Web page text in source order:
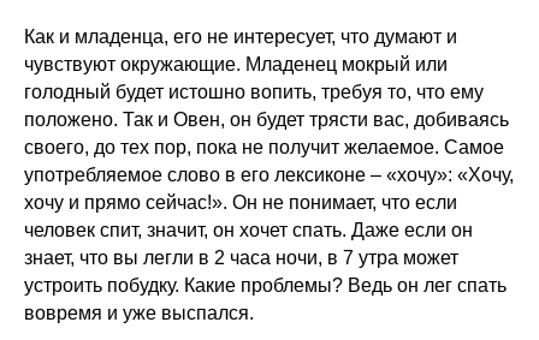
Как и младенца, его не интересует, что думают и
чувствуют окружающие. Младенец мокрый или
голодный будет истошно вопить, требуя то, что ему
положено. Так и Овен, он будет трясти вас, добиваясь
своего, до тех пор, пока не получит желаемое. Самое
употребляемое слово в его лексиконе – «хочу»: «Хочу,
хочу и прямо сейчас!». Он не понимает, что если
человек спит, значит, он хочет спать. Даже если он
знает, что вы легли в 2 часа ночи, в 7 утра может
устроить побудку. Какие проблемы? Ведь он лег спать
вовремя и уже выспался.